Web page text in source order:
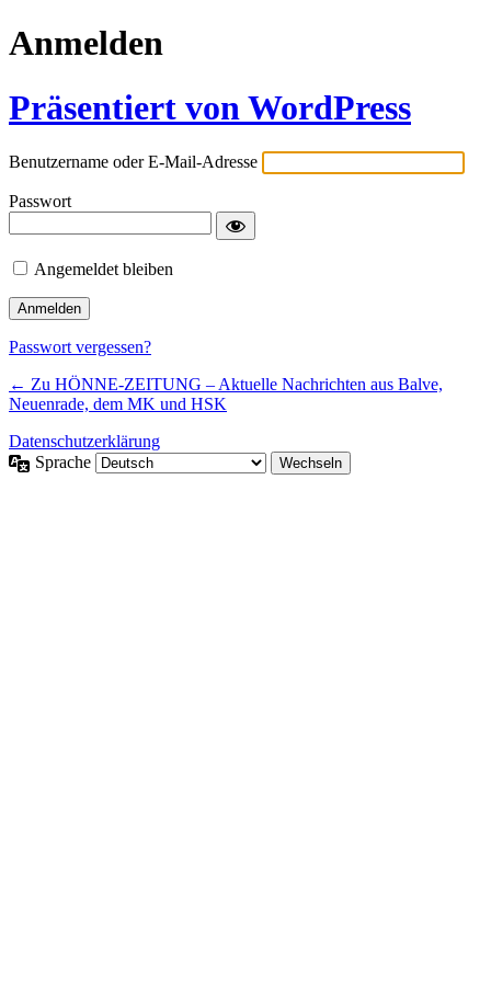
Anmelden
Präsentiert von WordPress
Benutzername oder E-Mail-Adresse
Passwort
Angemeldet bleiben
Passwort vergessen?
← Zu HÖNNE-ZEITUNG – Aktuelle Nachrichten aus Balve,
Neuenrade, dem MK und HSK
Datenschutzerklärung
Sprache